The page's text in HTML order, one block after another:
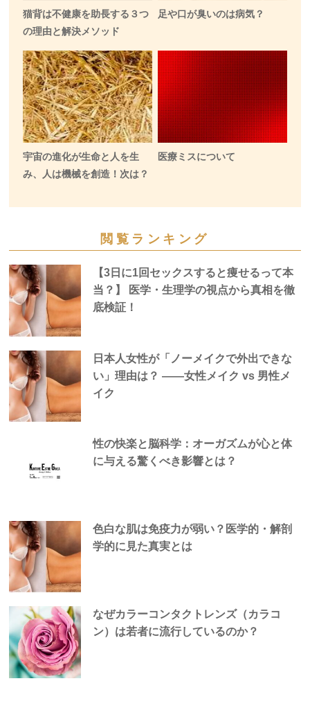
猫背は不健康を助長する３つ
の理由と解決メソッド
足や口が臭いのは病気？
宇宙の進化が生命と人を生
み、人は機械を創造！次は？
医療ミスについて
閲覧ランキング
【3日に1回セックスすると痩せるって本
当？】 医学・生理学の視点から真相を徹
底検証！
日本人女性が「ノーメイクで外出できな
い」理由は？ —―女性メイク vs 男性メ
イク
性の快楽と脳科学：オーガズムが心と体
に与える驚くべき影響とは？
色白な肌は免疫力が弱い？医学的・解剖
学的に見た真実とは
なぜカラーコンタクトレンズ（カラコ
ン）は若者に流行しているのか？